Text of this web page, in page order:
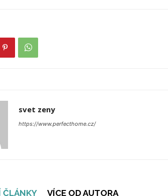
svet zeny
https://www.perfecthome.cz/
ČLÁNKY VÍCE OD AUTORA